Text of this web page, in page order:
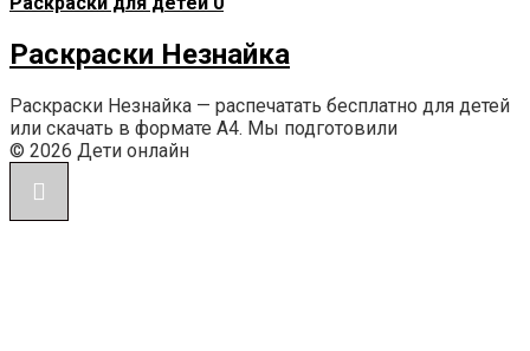
Раскраски Незнайка
Раскраски Незнайка — распечатать бесплатно для детей
или скачать в формате А4. Мы подготовили
© 2026 Дети онлайн